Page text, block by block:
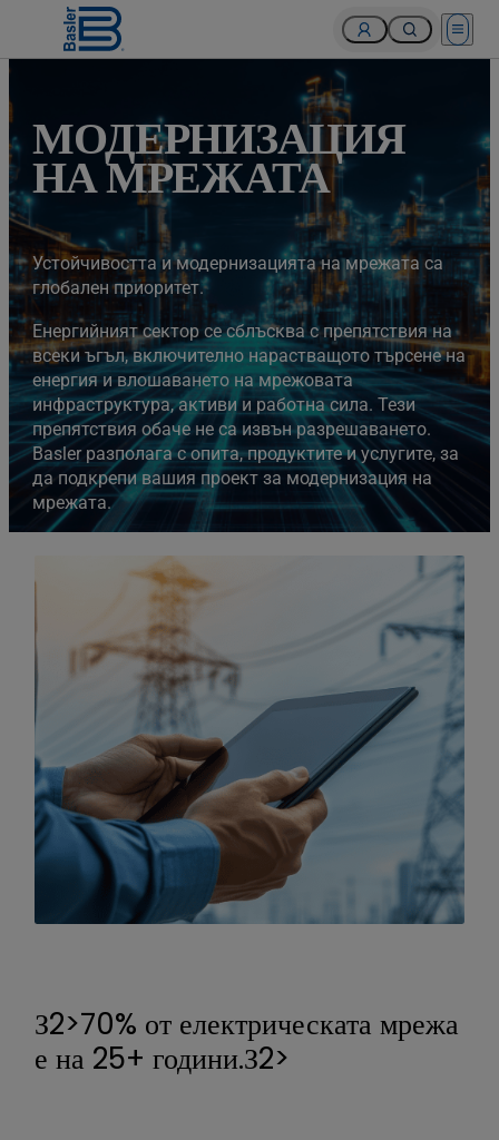
Open
МОДЕРНИЗАЦИЯ
НА МРЕЖАТА
Устойчивостта и модернизацията на мрежата са
глобален приоритет.
Енергийният сектор се сблъсква с препятствия на
всеки ъгъл, включително нарастващото търсене на
енергия и влошаването на мрежовата
инфраструктура, активи и работна сила. Тези
препятствия обаче не са извън разрешаването.
Basler разполага с опита, продуктите и услугите, за
да подкрепи вашия проект за модернизация на
мрежата.
З2>70% от електрическата мрежа
е на 25+ години.З2>